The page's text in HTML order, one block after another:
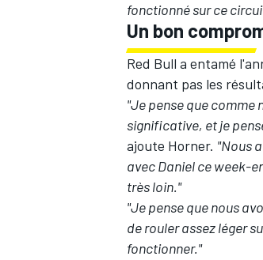
AUTRES CHAMPIONNATS
fonctionné sur ce
Un bon
Red Bull a entamé
donnant pas les
"Je pense que comme
significative, et je
ajoute Horner. "Nous
avec Daniel ce week-
très loin."
"Je pense que nous
de rouler assez léger
fonctionner."